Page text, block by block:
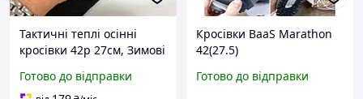
Тактичні теплі осінні
кросівки 42р 27см, Зимові
термоботинки RI-86
Готово до відправки
Кросівки BaaS Marathon
42(27.5)
Готово до відправки